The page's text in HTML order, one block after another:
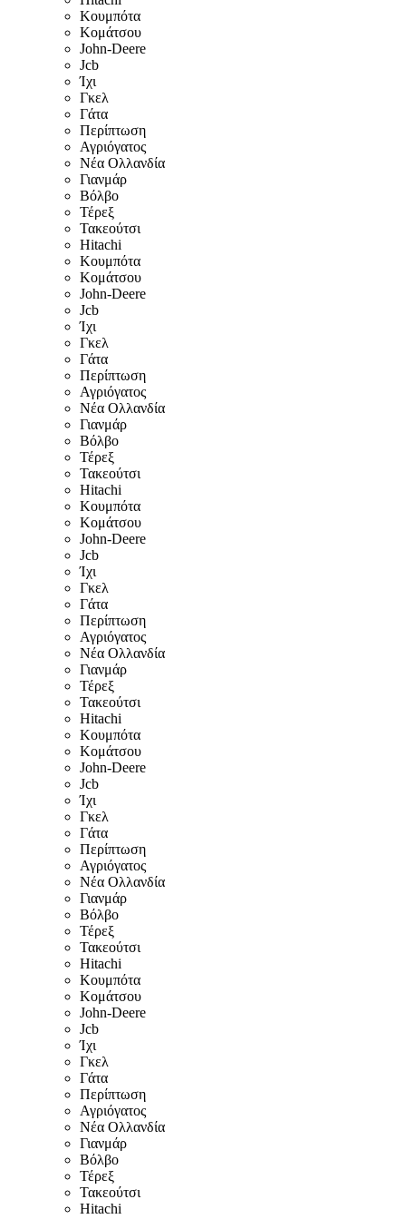
Κουμπότα
Κομάτσου
John-Deere
Jcb
Ίχι
Γκελ
Γάτα
Περίπτωση
Αγριόγατος
Νέα Ολλανδία
Γιανμάρ
Βόλβο
Τέρεξ
Τακεούτσι
Hitachi
Κουμπότα
Κομάτσου
John-Deere
Jcb
Ίχι
Γκελ
Γάτα
Περίπτωση
Αγριόγατος
Νέα Ολλανδία
Γιανμάρ
Βόλβο
Τέρεξ
Τακεούτσι
Hitachi
Κουμπότα
Κομάτσου
John-Deere
Jcb
Ίχι
Γκελ
Γάτα
Περίπτωση
Αγριόγατος
Νέα Ολλανδία
Γιανμάρ
Τέρεξ
Τακεούτσι
Hitachi
Κουμπότα
Κομάτσου
John-Deere
Jcb
Ίχι
Γκελ
Γάτα
Περίπτωση
Αγριόγατος
Νέα Ολλανδία
Γιανμάρ
Βόλβο
Τέρεξ
Τακεούτσι
Hitachi
Κουμπότα
Κομάτσου
John-Deere
Jcb
Ίχι
Γκελ
Γάτα
Περίπτωση
Αγριόγατος
Νέα Ολλανδία
Γιανμάρ
Βόλβο
Τέρεξ
Τακεούτσι
Hitachi